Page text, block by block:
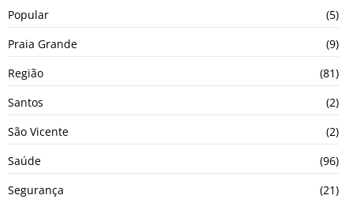
Popular
(5)
Praia Grande
(9)
Região
(81)
Santos
(2)
São Vicente
(2)
Saúde
(96)
Segurança
(21)